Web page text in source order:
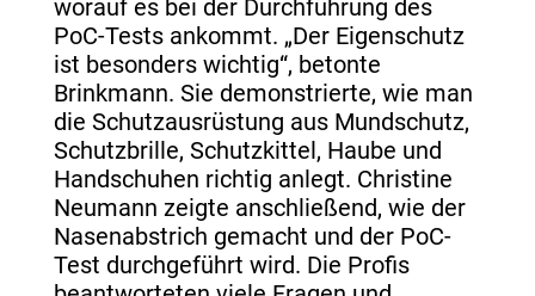
worauf es bei der Durchführung des
PoC-Tests ankommt. „Der Eigenschutz
ist besonders wichtig“, betonte
Brinkmann. Sie demonstrierte, wie man
die Schutzausrüstung aus Mundschutz,
Schutzbrille, Schutzkittel, Haube und
Handschuhen richtig anlegt. Christine
Neumann zeigte anschließend, wie der
Nasenabstrich gemacht und der PoC-
Test durchgeführt wird. Die Profis